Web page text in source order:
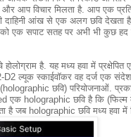
और आप विचार मिलता है. आप एक
दाहिनी आंख से एक अलग छवि देखता है.
को एक सपाट सतह पर अभी भी कुछ
है. यह मध्य हवा में प्रक्षेपित
D2 ल्यूक स्काईवॉकर वह दर्ज एक
छवि) परियोजनाओं.
एक holographic छवि है कि
है जब holographic छवि मध्य हवा में